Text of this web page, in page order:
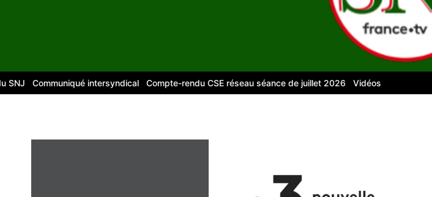
Communiqué intersyndical Compte-rendu CSE réseau séance de juillet 2026 Vidéos pour le numérique